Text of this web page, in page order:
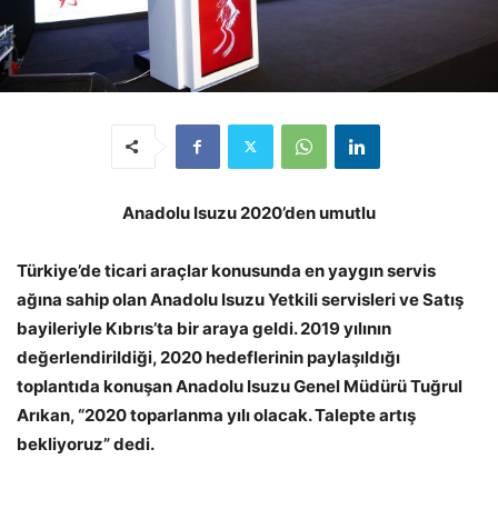
Anadolu Isuzu 2020’den umutlu
Türkiye’de ticari araçlar konusunda en yaygın servis
ağına sahip olan Anadolu Isuzu Yetkili servisleri ve Satış
bayileriyle Kıbrıs’ta bir araya geldi. 2019 yılının
değerlendirildiği, 2020 hedeflerinin paylaşıldığı
toplantıda konuşan Anadolu Isuzu Genel Müdürü Tuğrul
Arıkan, “2020 toparlanma yılı olacak. Talepte artış
bekliyoruz” dedi.